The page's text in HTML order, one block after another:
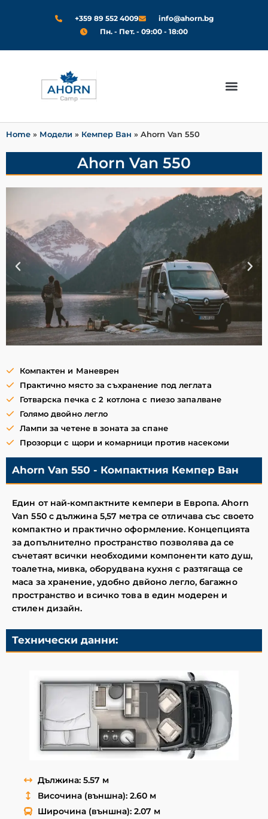
+359 89 552 4009
info@ahorn.bg
Пн. - Пет. - 09:00 - 18:00
Home » Модели » Кемпер Ван » Ahorn Van 550
Ahorn Van 550
Компактен и Маневрен
Практично място за съхранение под леглата
Готварска печка с 2 котлона с пиезо запалване
Голямо двойно легло
Лампи за четене в зоната за спане
Прозорци с щори и комарници против насекоми
Ahorn Van 550 - Компактния Кемпер Ван
Един от най-компактните кемпери в Европа. Ahorn
Van 550 с дължина 5,57 метра се отличава със своето
компактно и практично оформление. Концепцията
за допълнително пространство позволява да се
съчетаят всички необходими компоненти като душ,
тоалетна, мивка, оборудвана кухня с разтягаща се
маса за хранение, удобно двйоно легло, багажно
пространство и всичко това в един модерен и
стилен дизайн.
Технически данни:
Дължина: 5.57 м
Височина (външна): 2.60 м
Широчина (външна): 2.07 м